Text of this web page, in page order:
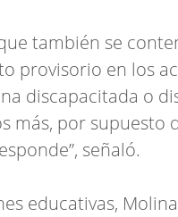
también se
provisorio en los
discapacitada o
más, por supuesto
señaló.
educativas,